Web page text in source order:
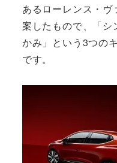
あるローレンス・
案したもので、「シ
かみ」という3つの
です。